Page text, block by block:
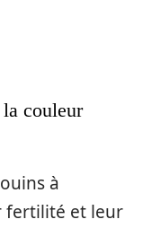
la couleur
à
fertilité et leur